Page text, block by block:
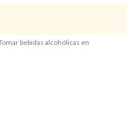
bebidas alcohólicas en